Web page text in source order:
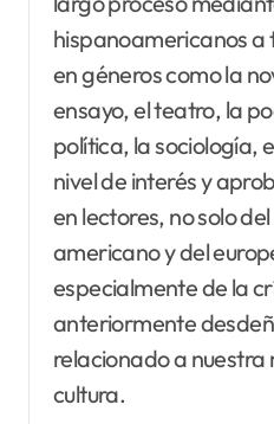
hispanoamericanos a
en géneros como la
ensayo, el teatro, la
política, la sociología,
nivel de interés y
en lectores, no solo
americano y del
especialmente de la
anteriormente
relacionado a
cultura.